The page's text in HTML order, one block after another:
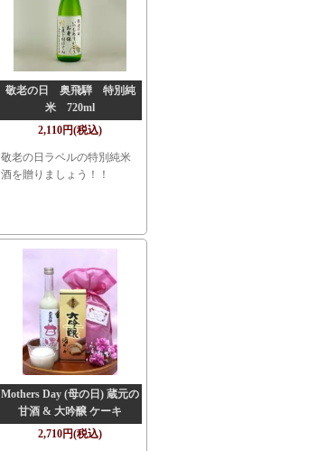
敬老の日 奥飛騨 特別純
米 720ml
2,110円(税込)
敬老の日ラベルの特別純米
酒を贈りましょう！！
Mothers Day (母の日) 蔵元の
甘酒 & 大吟醸 ケーキ
2,710円(税込)